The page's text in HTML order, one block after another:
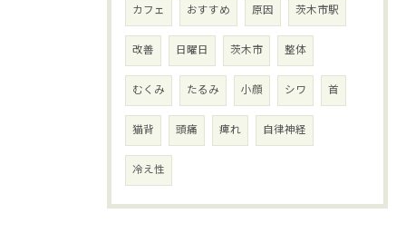
カフェ おすすめ 原因 茨木市駅
改善 日曜日 茨木市 整体
むくみ たるみ 小顔 シワ 首
猫背 頭痛 痺れ 自律神経
冷え性